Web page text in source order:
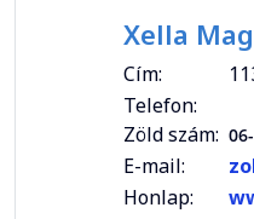
Xella
Cím:
Telefon:
Zöld szám:
E-mail:
Honlap: